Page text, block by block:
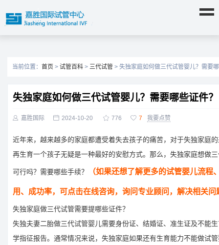
当前位置： 首页 > 试管百科 > 三代试管 > 失独家庭如何做三代试管婴儿？需要
失独家庭如何做三代试管婴儿？需要哪些证件？
 嘉胜国际  2024-10-20  776  7 我要点赞
近年来，越来越多的家庭都遭受着失去孩子的痛苦，对于失独家庭
再生育一个孩子无疑是一种最好的安慰方式。那么，失独家庭想做
可行吗？需要哪些手续？ （如果还想了解更多的试管婴儿流程
用、成功率，可点击在线咨询，询问专业顾问，解决相关问
失独家庭做三代试管需要提哪些证件？
失独夫妻二胎做三代试管婴儿需要身份证、结婚证、准生证及不能
学指征报告。通常情况来说，失独家庭如果还有生育能力不能做试